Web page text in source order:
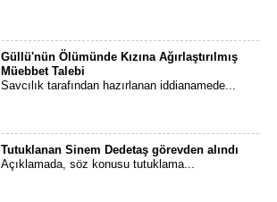
Güllü'nün Ölümünde Kızına Ağırlaştırılmış
Müebbet Talebi
Savcılık tarafından hazırlanan iddianamede...
Tutuklanan Sinem Dedetaş görevden alındı
Açıklamada, söz konusu tutuklama...